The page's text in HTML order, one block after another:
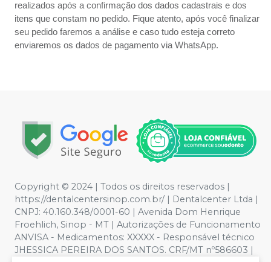
realizados após a confirmação dos dados cadastrais e dos
itens que constam no pedido. Fique atento, após você finalizar
seu pedido faremos a análise e caso tudo esteja correto
enviaremos os dados de pagamento via WhatsApp.
Copyright © 2024 | Todos os direitos reservados |
https://dentalcentersinop.com.br/ | Dentalcenter Ltda |
CNPJ: 40.160.348/0001-60 | Avenida Dom Henrique
Froehlich, Sinop - MT | Autorizações de Funcionamento
ANVISA - Medicamentos: XXXXX - Responsável técnico
JHESSICA PEREIRA DOS SANTOS. CRF/MT nº586603 |